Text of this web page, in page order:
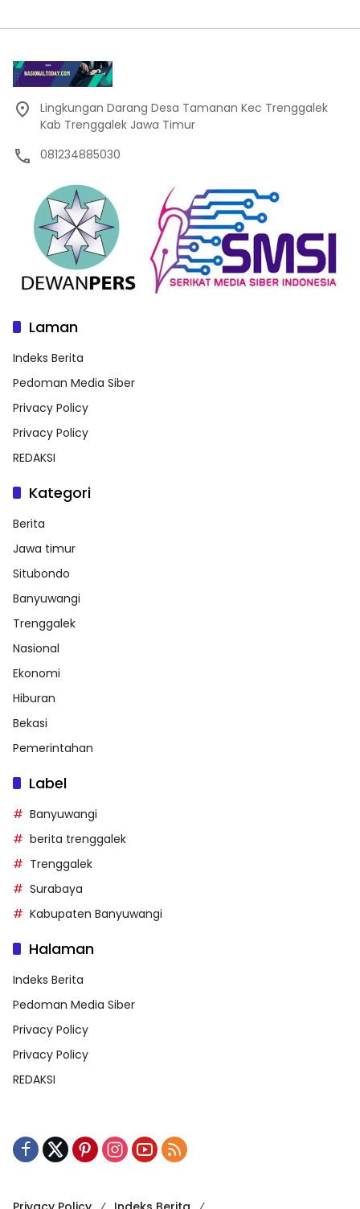
Lingkungan Darang Desa Tamanan Kec Trenggalek
Kab Trenggalek Jawa Timur
081234885030
Laman
Indeks Berita
Pedoman Media Siber
Privacy Policy
Privacy Policy
REDAKSI
Kategori
Berita
Jawa timur
Situbondo
Banyuwangi
Trenggalek
Nasional
Ekonomi
Hiburan
Bekasi
Pemerintahan
Label
Banyuwangi
berita trenggalek
Trenggalek
Surabaya
Kabupaten Banyuwangi
Halaman
Indeks Berita
Pedoman Media Siber
Privacy Policy
Privacy Policy
REDAKSI